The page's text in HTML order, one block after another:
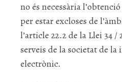
no és necessària
per estar excloses de
l’article 22.2 de la Llei 34 /
serveis de la societat de
electrònic.